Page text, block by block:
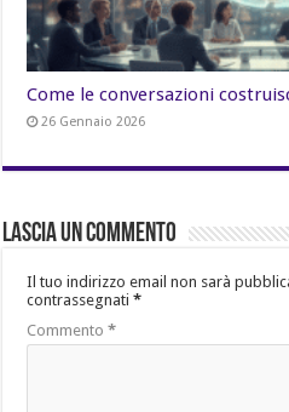
Come le conversazioni
26 Gennaio 2026
Lascia un commento
Il tuo indirizzo email non sarà
contrassegnati*
Commento*